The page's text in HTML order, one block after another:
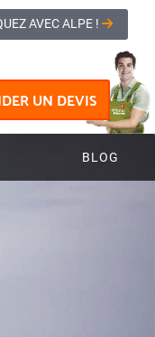
AVEC ALPE !
UN DEVIS
BLOG